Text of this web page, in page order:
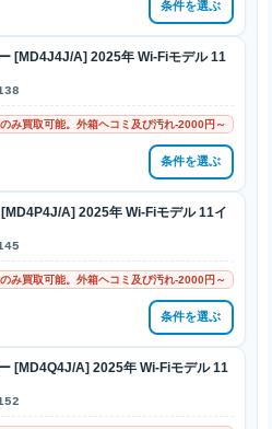
条件を選ぶ
[MD4J4J/A] 2025年 Wi-Fiモデル 11
み買取可能。外箱ヘコミ及び汚れ-2000円～
条件を選ぶ
A] 2025年 Wi-Fiモデル 11イ
み買取可能。外箱ヘコミ及び汚れ-2000円～
条件を選ぶ
[MD4Q4J/A] 2025年 Wi-Fiモデル 11